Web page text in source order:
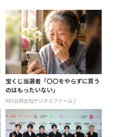
AWARDS JAPAN」レカペに登場
宝くじ当選者「〇〇をやらずに買う
のはもったいない」
AD(合同会社デジタルファーム )